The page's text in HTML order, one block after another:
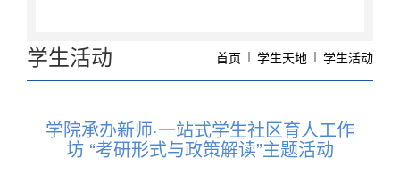
学生活动 首页 学生天地 学生活动
学院承办新师·一站式学生社区育人工作
坊 “考研形式与政策解读”主题活动